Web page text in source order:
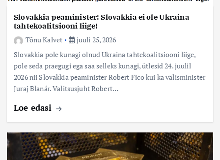
Slovakkia peaminister: Slovakkia ei ole Ukraina
tahtekoalitsiooni liige!
Tõnu Kalvet
juuli 25, 2026
Slovakkia pole kunagi olnud Ukraina tahtekoalitsiooni liige,
pole seda praegugi ega saa selleks kunagi, ütlesid 24. juulil
2026 nii Slovakkia peaminister Robert Fico kui ka välisminister
Juraj Blanár. Valitsusjuht Robert…
Loe edasi